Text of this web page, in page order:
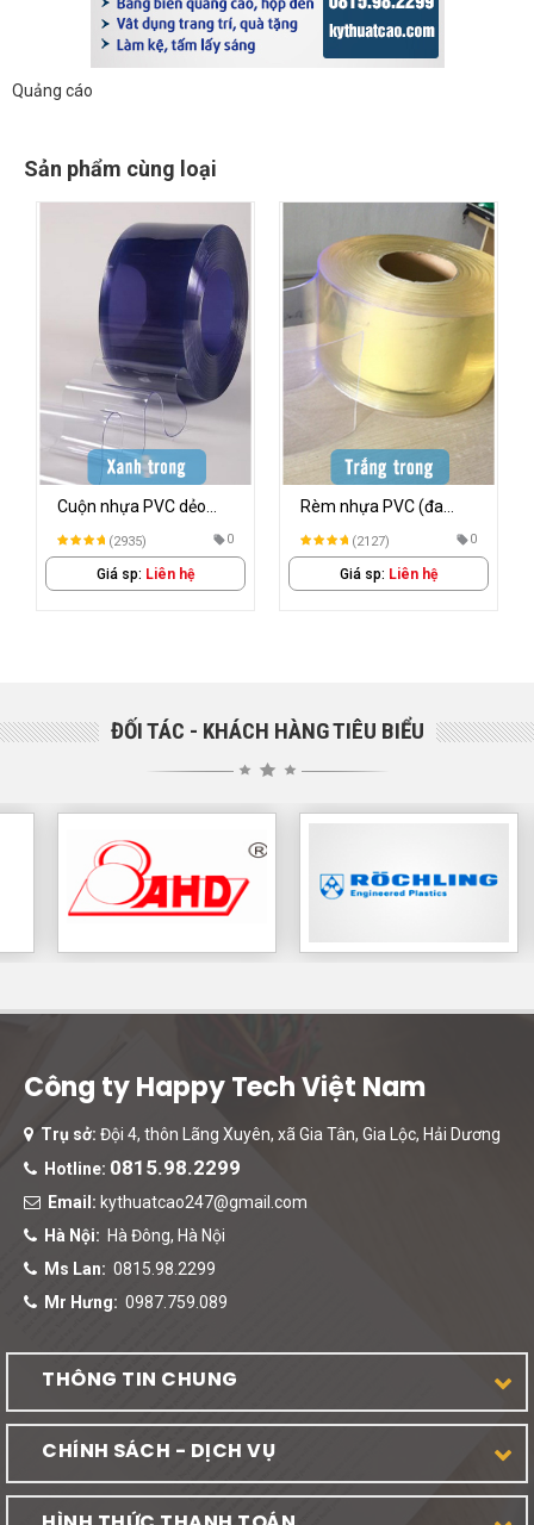
Quảng cáo
Sản phẩm cùng loại
Cuộn nhựa PVC dẻo
mềm
(2935) 0
Giá sp: Liên hệ
Rèm nhựa PVC (đa
dạng màu sắc)
(2127) 0
Giá sp: Liên hệ
ĐỐI TÁC - KHÁCH HÀNG TIÊU BIỂU
Công ty Happy Tech Việt Nam
Trụ sở: Đội 4, thôn Lãng Xuyên, xã Gia Tân, Gia Lộc, Hải Dương
Hotline: 0815.98.2299
Email: kythuatcao247@gmail.com
Hà Nội: Hà Đông, Hà Nội
Ms Lan: 0815.98.2299
Mr Hưng: 0987.759.089
THÔNG TIN CHUNG
CHÍNH SÁCH - DỊCH VỤ